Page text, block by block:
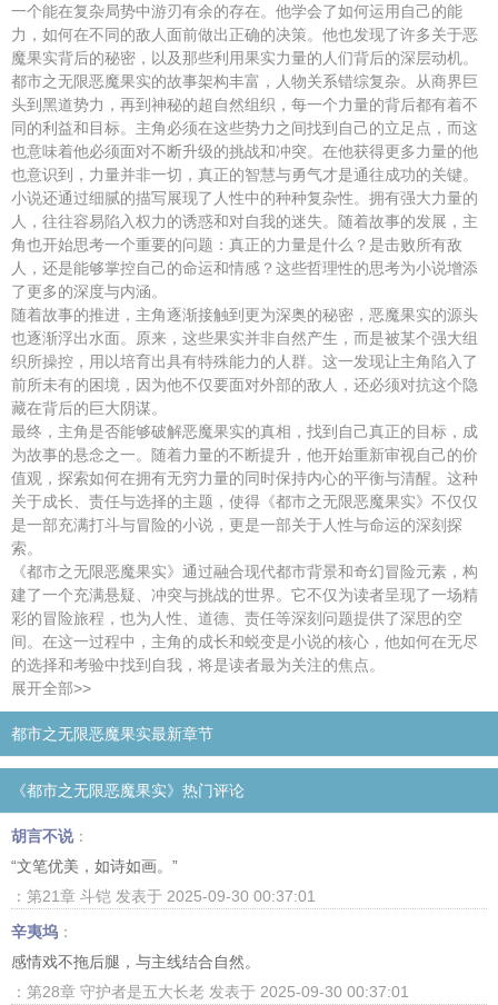
一个能在复杂局势中游刃有余的存在。他学会了如何运用自己的能
力，如何在不同的敌人面前做出正确的决策。他也发现了许多关于恶
魔果实背后的秘密，以及那些利用果实力量的人们背后的深层动机。
都市之无限恶魔果实的故事架构丰富，人物关系错综复杂。从商界巨
头到黑道势力，再到神秘的超自然组织，每一个力量的背后都有着不
同的利益和目标。主角必须在这些势力之间找到自己的立足点，而这
也意味着他必须面对不断升级的挑战和冲突。在他获得更多力量的他
也意识到，力量并非一切，真正的智慧与勇气才是通往成功的关键。
小说还通过细腻的描写展现了人性中的种种复杂性。拥有强大力量的
人，往往容易陷入权力的诱惑和对自我的迷失。随着故事的发展，主
角也开始思考一个重要的问题：真正的力量是什么？是击败所有敌
人，还是能够掌控自己的命运和情感？这些哲理性的思考为小说增添
了更多的深度与内涵。
随着故事的推进，主角逐渐接触到更为深奥的秘密，恶魔果实的源头
也逐渐浮出水面。原来，这些果实并非自然产生，而是被某个强大组
织所操控，用以培育出具有特殊能力的人群。这一发现让主角陷入了
前所未有的困境，因为他不仅要面对外部的敌人，还必须对抗这个隐
藏在背后的巨大阴谋。
最终，主角是否能够破解恶魔果实的真相，找到自己真正的目标，成
为故事的悬念之一。随着力量的不断提升，他开始重新审视自己的价
值观，探索如何在拥有无穷力量的同时保持内心的平衡与清醒。这种
关于成长、责任与选择的主题，使得《都市之无限恶魔果实》不仅仅
是一部充满打斗与冒险的小说，更是一部关于人性与命运的深刻探
索。
《都市之无限恶魔果实》通过融合现代都市背景和奇幻冒险元素，构
建了一个充满悬疑、冲突与挑战的世界。它不仅为读者呈现了一场精
彩的冒险旅程，也为人性、道德、责任等深刻问题提供了深思的空
间。在这一过程中，主角的成长和蜕变是小说的核心，他如何在无尽
的选择和考验中找到自我，将是读者最为关注的焦点。
展开全部>>
都市之无限恶魔果实最新章节
《都市之无限恶魔果实》热门评论
胡言不说：
“文笔优美，如诗如画。”
：第21章 斗铠 发表于 2025-09-30 00:37:01
辛夷坞 ：
感情戏不拖后腿，与主线结合自然。
：第28章 守护者是五大长老 发表于 2025-09-30 00:37:01